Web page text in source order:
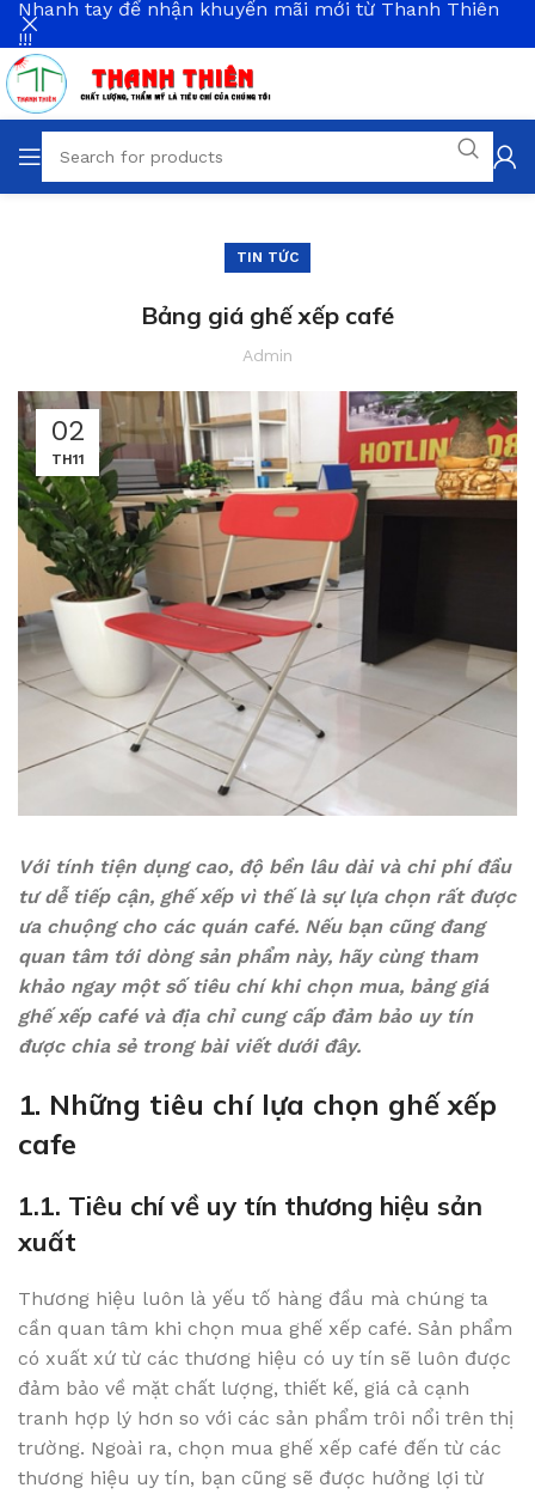
TIN TỨC
Bảng giá ghế xếp café
Admin
02
TH11
Với tính tiện dụng cao, độ bền lâu dài và chi phí đầu
tư dễ tiếp cận, ghế xếp vì thế là sự lựa chọn rất được
ưa chuộng cho các quán café. Nếu bạn cũng đang
quan tâm tới dòng sản phẩm này, hãy cùng tham
khảo ngay một số tiêu chí khi chọn mua, bảng giá
ghế xếp café và địa chỉ cung cấp đảm bảo uy tín
được chia sẻ trong bài viết dưới đây.
1. Những tiêu chí lựa chọn ghế xếp
cafe
1.1. Tiêu chí về uy tín thương hiệu sản
xuất
Thương hiệu luôn là yếu tố hàng đầu mà chúng ta
cần quan tâm khi chọn mua ghế xếp café. Sản phẩm
có xuất xứ từ các thương hiệu có uy tín sẽ luôn được
đảm bảo về mặt chất lượng, thiết kế, giá cả cạnh
tranh hợp lý hơn so với các sản phẩm trôi nổi trên thị
trường. Ngoài ra, chọn mua ghế xếp café đến từ các
thương hiệu uy tín, bạn cũng sẽ được hưởng lợi từ
Nhanh tay để nhận khuyến mãi mới từ Thanh Thiên
!!!